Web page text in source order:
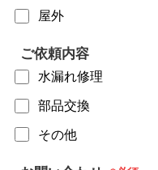
屋外
ご依頼内容
水漏れ修理
部品交換
その他